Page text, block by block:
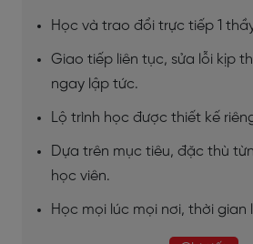
Học và trao đổi trực tiếp 1
Giao tiếp liên tục, sửa lỗi kịp
ngay lập tức.
Lộ trình học được thiết kế
Dựa trên mục tiêu, đặc thù
học viên.
Học mọi lúc mọi nơi, thời gian